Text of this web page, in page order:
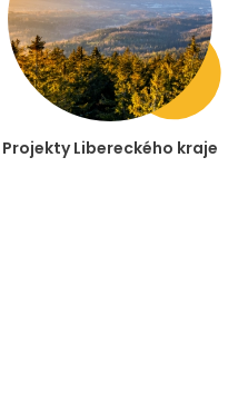
Projekty Libereckého kraje